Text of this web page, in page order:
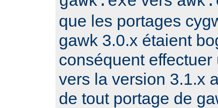
que les portages
gawk 3.0.x étaient
conséquent
vers la version 3.1.x
de tout portage de